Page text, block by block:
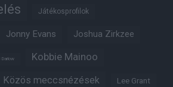
Játékosprofilok
Jonny Evans Joshua Zirkzee
Darlow Kobbie Mainoo
Közös meccsnézések Lee Grant